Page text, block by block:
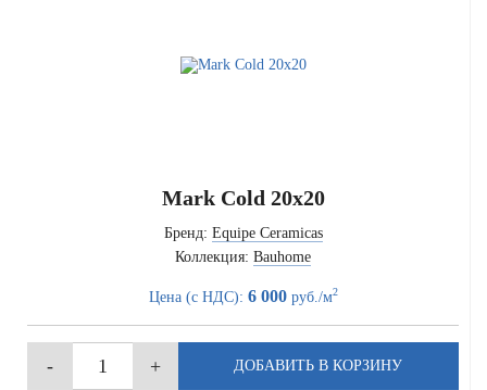
Mark Cold 20x20
Бренд: Equipe Ceramicas
Коллекция: Bauhome
Цена (с НДС): 6 000руб./м2